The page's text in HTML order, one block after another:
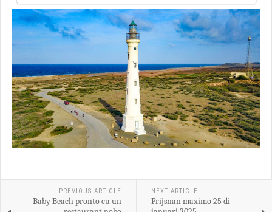
PREVIOUS ARTICLE
Baby Beach pronto cu un
NEXT ARTICLE
Prijsnan maximo 25 di